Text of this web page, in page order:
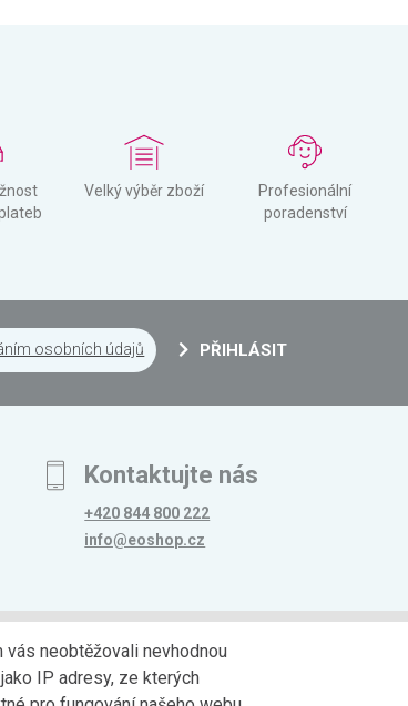
Velký výběr zboží
Profesionální
poradenství
osobních údajů PŘIHLÁSIT
Kontaktujte nás
+420 844 800 222
info@eoshop.cz
Partneři
vás neobtěžovali nevhodnou
IP adresy, ze kterých